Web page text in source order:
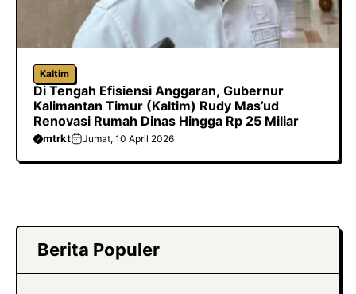
Kaltim
Di Tengah Efisiensi Anggaran, Gubernur
Kalimantan Timur (Kaltim) Rudy Mas’ud
Renovasi Rumah Dinas Hingga Rp 25 Miliar
mtrkt Jumat, 10 April 2026
Berita Populer